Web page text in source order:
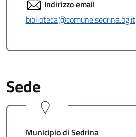
Indirizzo email
biblioteca@comune.sedrina.bg.it
Sede
Municipio di Sedrina